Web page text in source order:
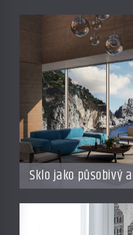
Sklo jako působivý
materiál